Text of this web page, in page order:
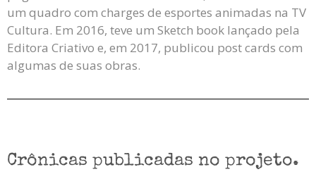
um quadro com charges de esportes animadas na TV
Cultura. Em 2016, teve um Sketch book lançado pela
Editora Criativo e, em 2017, publicou post cards com
algumas de suas obras.
Crônicas publicadas no projeto.